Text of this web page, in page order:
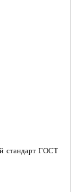
стандарт ГОСТ